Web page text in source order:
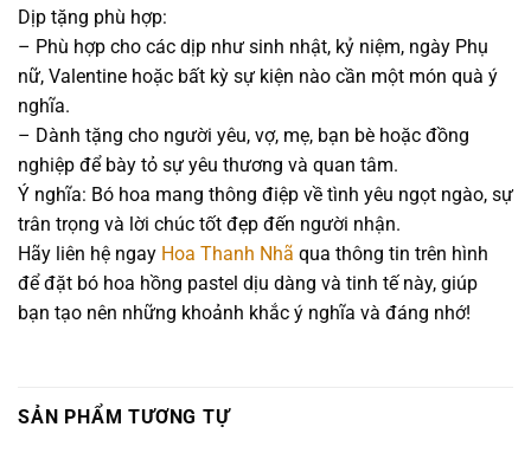
Dịp tặng phù hợp:
– Phù hợp cho các dịp như sinh nhật, kỷ niệm, ngày Phụ
nữ, Valentine hoặc bất kỳ sự kiện nào cần một món quà ý
nghĩa.
– Dành tặng cho người yêu, vợ, mẹ, bạn bè hoặc đồng
nghiệp để bày tỏ sự yêu thương và quan tâm.
Ý nghĩa: Bó hoa mang thông điệp về tình yêu ngọt ngào, sự
trân trọng và lời chúc tốt đẹp đến người nhận.
Hãy liên hệ ngay Hoa Thanh Nhã qua thông tin trên hình
để đặt bó hoa hồng pastel dịu dàng và tinh tế này, giúp
bạn tạo nên những khoảnh khắc ý nghĩa và đáng nhớ!
SẢN PHẨM TƯƠNG TỰ